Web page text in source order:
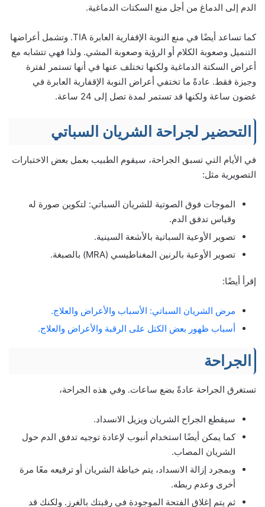
الدم إلى الدماغ من أجل منع السكتات الدماغية.
كما تساعد أيضًا في منع النوبة الإقفارية العابرة TIA. وتشمل أعراضها
التنميل وصعوبة الكلام أو الرؤية وصعوبة المشي. ولذا فهي تتشابه مع
أعراض السكتة الدماغية ولكنها تختلف عنها في أنها تستمر لفترة
وجيزة فقط. عادةً ما تختفي أعراض النوبة الإقفارية العابرة في
غضون ساعة ولكنها قد تستمر لمدة تصل إلى 24 ساعة.
التحضير لجراحة الشريان السباتي
في الأيام التي تسبق الجراحة، سيقوم الطبيب بعمل بعض الاختبارات
التصويرية مثل:
الموجات فوق الصوتية للشريان السباتي: لتكوين صورة له
وقياس تدفق الدم.
تصوير الأوعية السباتية بالأشعة السينية.
تصوير الأوعية بالرنين المغناطيسي (MRA) بالصبغة.
إقرأ أيضًا:
مرض الشريان السباتي: الأسباب والأعراض والعلاج.
أسباب ظهور بعض الكتل على الرقبة والأعراض والعلاج.
الجراحة
تستغرق الجراحة عادةً بضع ساعات. وفي هذه الجراحة،
سيقطع الجراح الشريان ويزيل الانسداد.
كما يمكن أيضًا استخدام أنبوب لإعادة توجيه تدفق الدم حول
الشريان المصاب.
وبمجرد إزالة الانسداد، يتم خياطة الشريان أو ترقيعه معًا مرة
أخرى وعدم ربطه.
ثم يتم إغلاق الفتحة الموجودة في رقبتك بالغرز. ولكنك قد